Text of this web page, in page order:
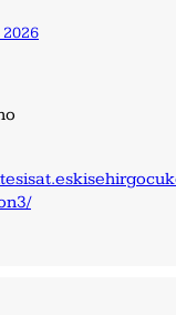
2026